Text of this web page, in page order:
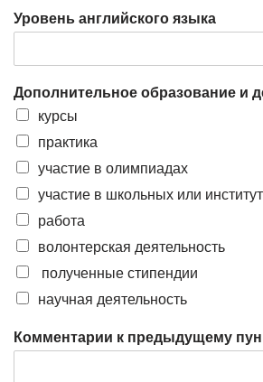
Уровень английского языка
Дополнительное образование и
курсы
практика
участие в олимпиадах
участие в школьных или
работа
волонтерская деятельность
полученные стипендии
научная деятельность
Комментарии к предыдущему